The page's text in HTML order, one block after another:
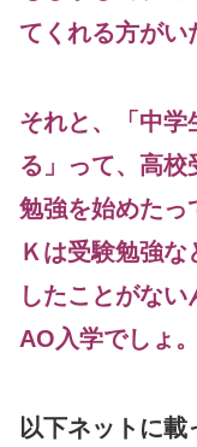
てくれる方がい
それと、「中学
る」って、高校
勉強を始めたっ
Ｋは受験勉強な
したことがな
AO入学でしょ。
以下ネットに